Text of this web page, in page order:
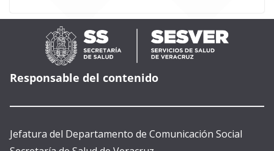
Responsable del contenido
Jefatura del Departamento de Comunicación Social